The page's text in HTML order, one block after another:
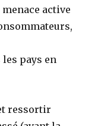
active
pays en
ressortir